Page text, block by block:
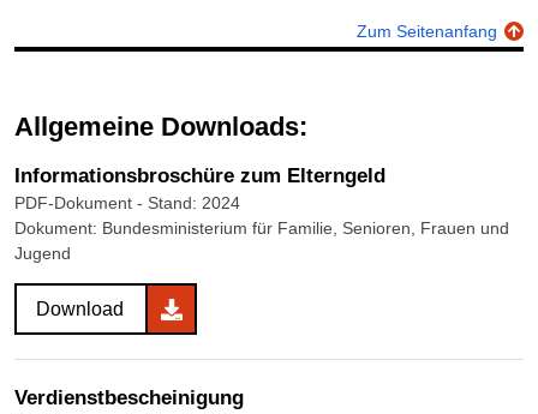
Zum Seitenanfang
Allgemeine Downloads:
Informationsbroschüre zum Elterngeld
PDF-Dokument - Stand: 2024
Dokument: Bundesministerium für Familie, Senioren, Frauen und
Jugend
Download
Verdienstbescheinigung